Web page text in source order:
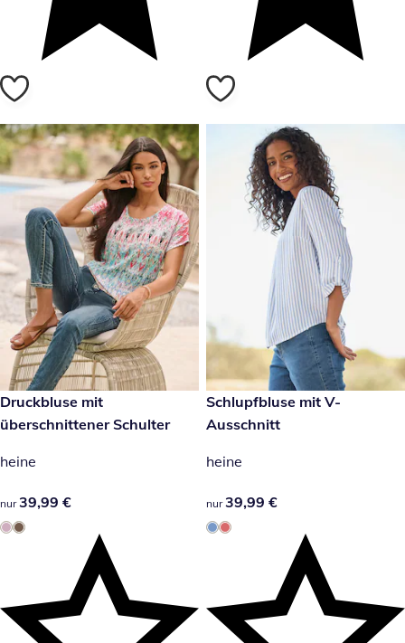
39,99 €
Druckbluse mit
überschnittener Schulter
heine
39,99 €
nur 39,99 €
39,99 €
Schlupfbluse mit V-
Ausschnitt
heine
39,99 €
nur 39,99 €